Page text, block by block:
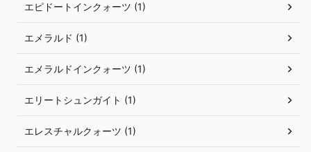
エピドートインクォーツ (1)
エメラルド (1)
エメラルドインクォーツ (1)
エリートシュンガイト (1)
エレスチャルクォーツ (1)